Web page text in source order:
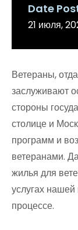
Date
21 июля,
Ветераны,
заслуживают
стороны
столице и
программ и
ветеранами.
жилья для
услугах
процессе.